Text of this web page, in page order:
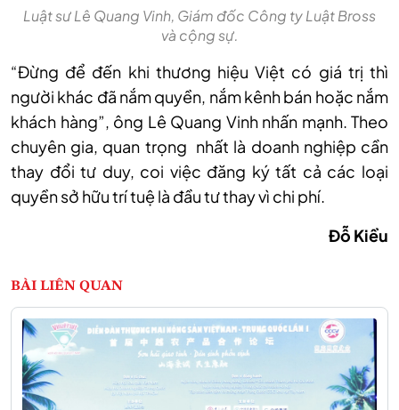
Luật sư Lê Quang Vinh, Giám đốc Công ty Luật Bross
và cộng sự.
“Đừng để đến khi thương hiệu Việt có giá trị thì
người khác đã nắm quyền, nắm kênh bán hoặc nắm
khách hàng”, ông Lê Quang Vinh nhấn mạnh. Theo
chuyên gia, quan trọng nhất là doanh nghiệp cần
thay đổi tư duy, coi việc đăng ký tất cả các loại
quyền sở hữu trí tuệ là đầu tư thay vì chi phí.
Đỗ Kiều
BÀI LIÊN QUAN